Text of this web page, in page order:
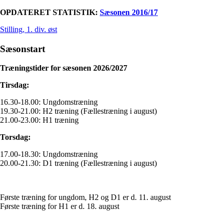
OPDATERET STATISTIK: Sæsonen 2016/17
Stilling, 1. div. øst
Sæsonstart
Træningstider for sæsonen 2026/2027
Tirsdag:
16.30-18.00: Ungdomstræning
19.30-21.00: H2 træning (Fællestræning i august)
21.00-23.00: H1 træning
Torsdag:
17.00-18.30: Ungdomstræning
20.00-21.30: D1 træning (Fællestræning i august)
Første træning for ungdom, H2 og D1 er d. 11. august
Første træning for H1 er d. 18. august